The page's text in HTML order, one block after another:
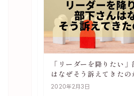
「リーダーを降りたい
はなぜそう訴えてきたの
辛いのか？ あらためて考
2020年2月3日